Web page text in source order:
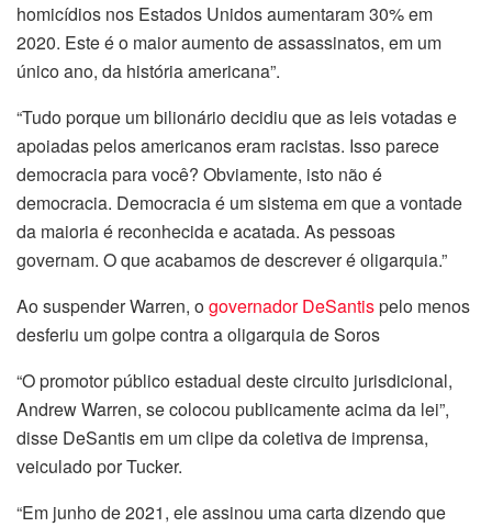
homicídios nos Estados Unidos aumentaram 30% em
2020. Este é o maior aumento de assassinatos, em um
único ano, da história americana”.
“Tudo porque um bilionário decidiu que as leis votadas e
apoiadas pelos americanos eram racistas. Isso parece
democracia para você? Obviamente, isto não é
democracia. Democracia é um sistema em que a vontade
da maioria é reconhecida e acatada. As pessoas
governam. O que acabamos de descrever é oligarquia.”
Ao suspender Warren, ogovernador DeSantispelo menos
desferiu um golpe contra a oligarquia de Soros
“O promotor público estadual deste circuito jurisdicional,
Andrew Warren, se colocou publicamente acima da lei”,
disse DeSantis em um clipe da coletiva de imprensa,
veiculado por Tucker.
“Em junho de 2021, ele assinou uma carta dizendo que